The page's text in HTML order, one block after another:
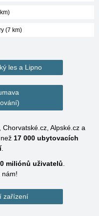
(7 km)
les a Lipno
Alpské.cz a
17 000ubytovacích
.
miliónů uživatelů
nám!
zařízení